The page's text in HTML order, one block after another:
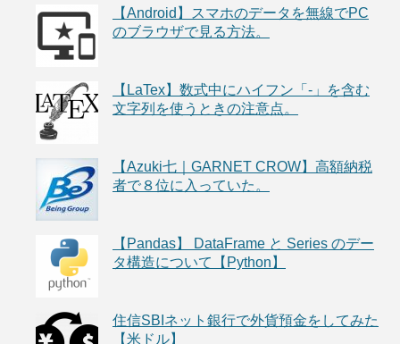
【Android】スマホのデータを無線でPC
のブラウザで見る方法。
【LaTex】数式中にハイフン「-」を含む
文字列を使うときの注意点。
【Azuki七｜GARNET CROW】高額納税
者で８位に入っていた。
【Pandas】 DataFrame と Series のデー
タ構造について【Python】
住信SBIネット銀行で外貨預金をしてみた
【米ドル】